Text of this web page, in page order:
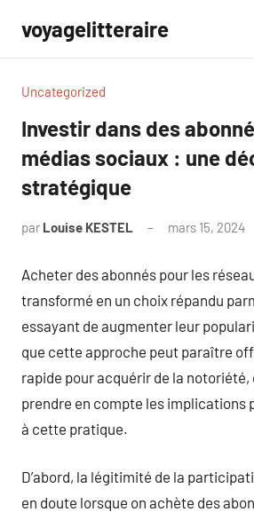
contenu
voyagelitteraire
Uncategorized
Investir dans des
médias sociaux : une
stratégique
par Louise KESTEL mars 15, 2024
Acheter des abonnés pour les
transformé en un choix répandu
essayant de augmenter leur
que cette approche peut paraître
rapide pour acquérir de la notoriété,
prendre en compte les implications
à cette pratique.
D’abord, la légitimité de la
en doute lorsque on achète des